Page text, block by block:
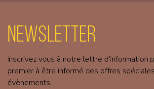
Newsletter
Inscrivez vous à notre lettre d'information
premier à être informé des offres
évènements.